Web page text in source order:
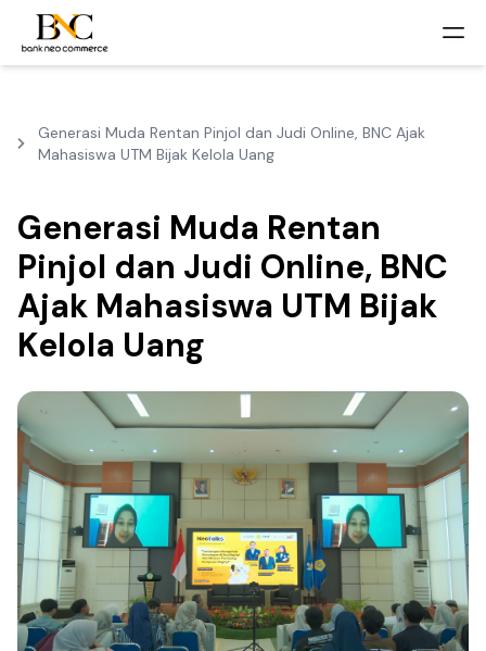
Generasi Muda Rentan Pinjol dan Judi Online, BNC Ajak
Mahasiswa UTM Bijak Kelola Uang
Generasi Muda Rentan
Pinjol dan Judi Online, BNC
Ajak Mahasiswa UTM Bijak
Kelola Uang